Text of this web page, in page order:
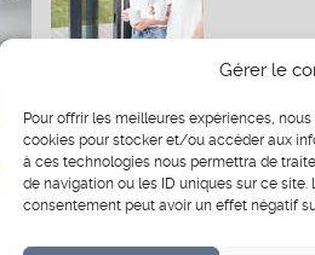
Gérer le
Pour offrir les meilleures expériences,
cookies pour stocker et/ou accéder aux
à ces technologies nous permettra de
de navigation ou les ID uniques sur ce
consentement peut avoir un effet négatif